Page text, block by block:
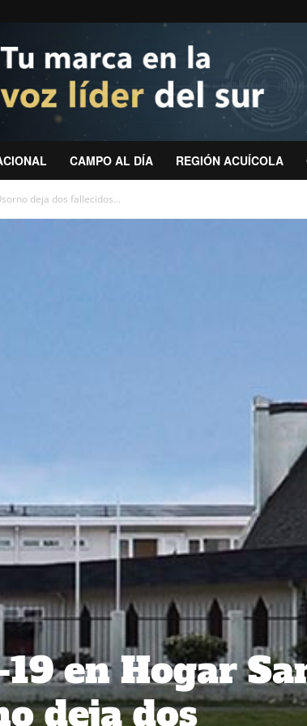
CAMPO AL DÍA REGIÓN ACUÍCOLA
deja dos fallecidos...
en Hogar
deja dos